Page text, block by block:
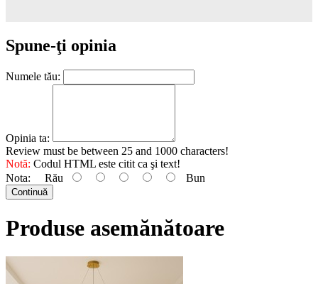
Spune-ţi opinia
Numele tău:
Opinia ta:
Review must be between 25 and 1000 characters!
Notă: Codul HTML este citit ca şi text!
Nota:
Rău Bun
Continuă
Produse asemănătoare